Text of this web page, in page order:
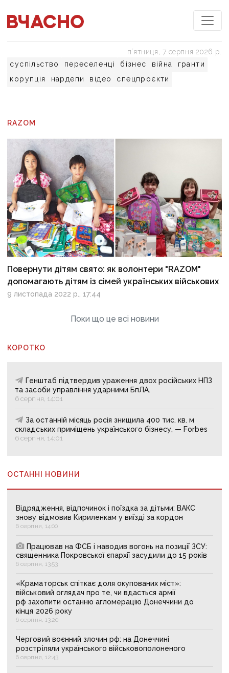
суспільство переселенці бізнес війна
гранти
корупція
нардепи відео спецпроєкти
пʼятниця, 7 серпня 2026 р.
RAZOM
Повернути дітям свято: як волонтери "RAZOM"
допомагають дітям із сімей українських військових
9 листопада 2022 р., 17:44
Поки що це всі новини
КОРОТКО
Генштаб підтвердив ураження двох російських НПЗ
та засоби управління ударними БпЛА.
6 серпня, 14:01
За останній місяць росія знищила 400 тис. кв. м
складських приміщень українського бізнесу, — Forbes
6 серпня, 14:01
ОСТАННІ НОВИНИ
Відрядження, відпочинок і поїздка за дітьми: ВАКС
знову відмовив Кириленкам у виїзді за кордон
6 серпня, 14:00
Працював на ФСБ і наводив вогонь на позиції ЗСУ:
священника Покровської єпархії засудили до 15 років
6 серпня, 13:53
«Краматорськ спіткає доля окупованих міст»:
військовий оглядач про те, чи вдасться армії
рф захопити останню агломерацію Донеччини до
кінця 2026 року
6 серпня, 13:20
Черговий воєнний злочин рф: на Донеччині
розстріляли українського військовополоненого
6 серпня, 12:43